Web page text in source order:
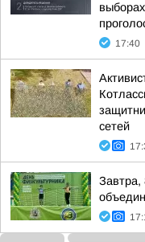
17:40
сетей
Завтра,